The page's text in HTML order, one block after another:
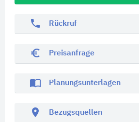
phone Rückruf
euro_symbol Preisanfrage
import_contacts Planungsunterlagen
location_on Bezugsquellen